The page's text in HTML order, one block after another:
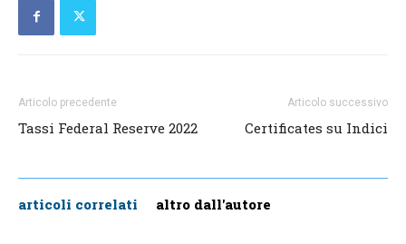
Articolo precedente
Tassi Federal Reserve 2022
Articolo successivo
Certificates su Indici
articoli correlati altro dall'autore